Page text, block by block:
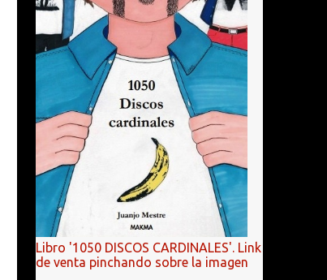
Libro '1050 DISCOS CARDINALES'. Link
de venta pinchando sobre la imagen